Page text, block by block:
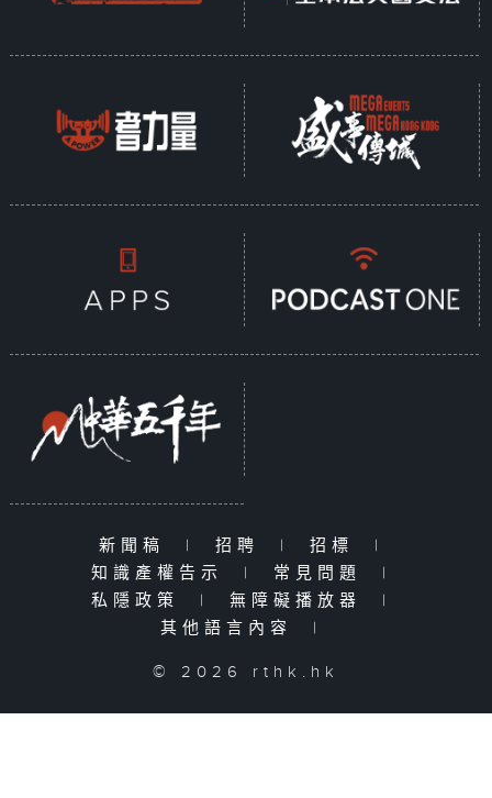
新聞稿 | 招聘 | 招標
|
知識產權告示
| 常見問題
|
私隱政策
| 無障礙播放器
|
其他語言內容
|
© 2026 rthk.hk